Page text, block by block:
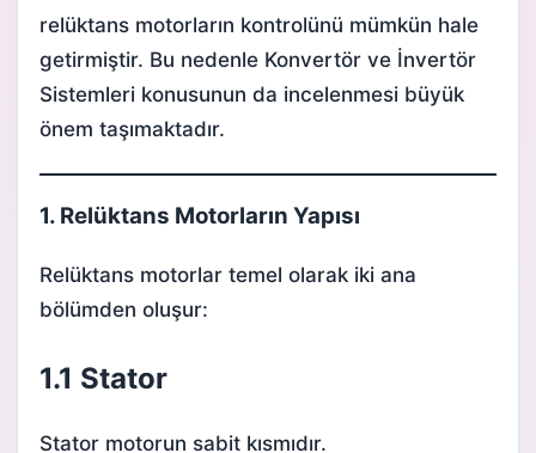
relüktans motorların kontrolünü mümkün hale
getirmiştir. Bu nedenle Konvertör ve İnvertör
Sistemleri konusunun da incelenmesi büyük
önem taşımaktadır.
1. Relüktans Motorların Yapısı
Relüktans motorlar temel olarak iki ana
bölümden oluşur:
1.1 Stator
Stator motorun sabit kısmıdır.